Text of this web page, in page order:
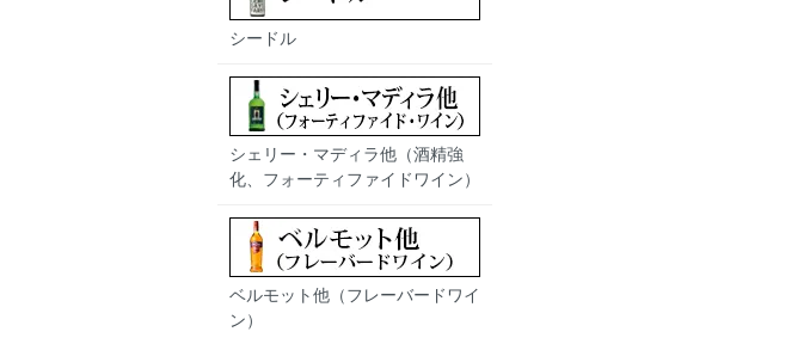
シードル
シェリー・マディラ他（酒精強
化、フォーティファイドワイン）
ベルモット他（フレーバードワイ
ン）